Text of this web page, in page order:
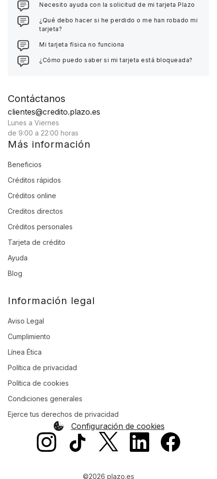
Necesito ayuda con la solicitud de mi tarjeta Plazo
¿Qué debo hacer si he perdido o me han robado mi
tarjeta?
Mi tarjeta física no funciona
¿Cómo puedo saber si mi tarjeta está bloqueada?
Más información
Beneficios
Créditos rápidos
Créditos online
Creditos directos
Créditos personales
Tarjeta de crédito
Ayuda
Blog
Información legal
Aviso Legal
Cumplimiento
Línea Ética
Política de privacidad
Política de cookies
Condiciones generales
Ejerce tus derechos de privacidad
Configuración de cookies
Contáctanos
clientes@credito.plazo.es
Lunes a Viernes
de 9:00 a 22:00 horas
©2026 plazo.es